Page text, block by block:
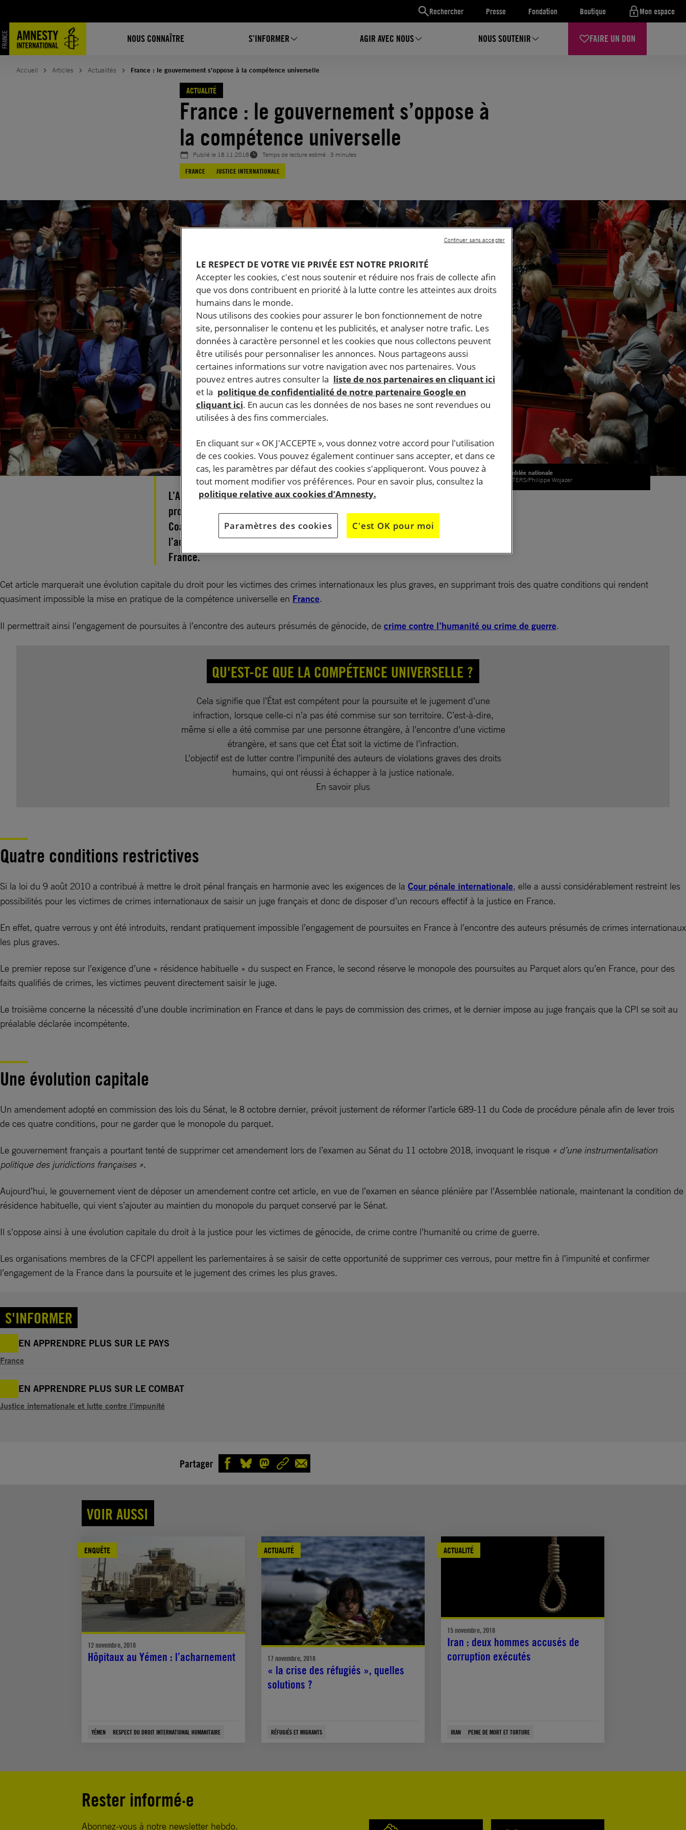
Rechercher Presse Fondation Boutique Mon espace
NOUS CONNAÎTRE S’INFORMER AGIR AVEC NOUS NOUS SOUTENIR FAIRE UN DON
contenu
Accueil Articles Actualités France : le gouvernement s’oppose à la compétence universelle
ACTUALITÉ
France : le gouvernement s’oppose à
la compétence universelle
Publié le 18.11.2018
Temps de lecture estimé : 3 minutes
FRANCE
JUSTICE INTERNATIONALE
L'Assemblée nationale
© REUTERS/Philippe Wojazer
L’Assemblée nationale examine cette semaine le projet de loi de
programmation et de réforme pour la justice. À cette occasion, la
Coalition française pour la Cour pénale internationale (CFCPI) appelle à
l’adoption d’un article afin d’étendre la compétence universelle en
France.
Cet article marquerait une évolution capitale du droit pour les victimes des crimes internationaux les plus graves, en supprimant trois des quatre conditions qui rendent
quasiment impossible la mise en pratique de la compétence universelle en France.
Il permettrait ainsi l’engagement de poursuites à l’encontre des auteurs présumés de génocide, de crime contre l’humanité ou crime de guerre.
QU'EST-CE QUE LA COMPÉTENCE UNIVERSELLE ?
Cela signifie que l’État est compétent pour la poursuite et le jugement d’une
infraction, lorsque celle-ci n’a pas été commise sur son territoire. C’est-à-dire,
même si elle a été commise par une personne étrangère, à l’encontre d’une victime
étrangère, et sans que cet État soit la victime de l’infraction.
L’objectif est de lutter contre l’impunité des auteurs de violations graves des droits
humains, qui ont réussi à échapper à la justice nationale.
En savoir plus
Quatre conditions restrictives
Si la loi du 9 août 2010 a contribué à mettre le droit pénal français en harmonie avec les exigences de la Cour pénale internationale, elle a aussi considérablement restreint les
possibilités pour les victimes de crimes internationaux de saisir un juge français et donc de disposer d’un recours effectif à la justice en France.
En effet, quatre verrous y ont été introduits, rendant pratiquement impossible l’engagement de poursuites en France à l’encontre des auteurs présumés de crimes internationaux
les plus graves.
Le premier repose sur l’exigence d’une « résidence habituelle » du suspect en France, le second réserve le monopole des poursuites au Parquet alors qu’en France, pour des
faits qualifiés de crimes, les victimes peuvent directement saisir le juge.
Le troisième concerne la nécessité d’une double incrimination en France et dans le pays de commission des crimes, et le dernier impose au juge français que la CPI se soit au
préalable déclarée incompétente.
Une évolution capitale
Un amendement adopté en commission des lois du Sénat, le 8 octobre dernier, prévoit justement de réformer l’article 689-11 du Code de procédure pénale afin de lever trois
de ces quatre conditions, pour ne garder que le monopole du parquet.
Le gouvernement français a pourtant tenté de supprimer cet amendement lors de l’examen au Sénat du 11 octobre 2018, invoquant le risque « d’une instrumentalisation
politique des juridictions françaises ».
Aujourd’hui, le gouvernement vient de déposer un amendement contre cet article, en vue de l’examen en séance plénière par l’Assemblée nationale, maintenant la condition de
résidence habituelle, qui vient s’ajouter au maintien du monopole du parquet conservé par le Sénat.
Il s’oppose ainsi à une évolution capitale du droit à la justice pour les victimes de génocide, de crime contre l’humanité ou crime de guerre.
Les organisations membres de la CFCPI appellent les parlementaires à se saisir de cette opportunité de supprimer ces verrous, pour mettre fin à l’impunité et confirmer
l’engagement de la France dans la poursuite et le jugement des crimes les plus graves.
S'INFORMER
EN APPRENDRE PLUS SUR LE PAYS
France
EN APPRENDRE PLUS SUR LE COMBAT
Justice internationale et lutte contre l’impunité
Partager
VOIR AUSSI
ENQUÊTE
12 novembre, 2018
Hôpitaux au Yémen : l’acharnement
YÉMEN RESPECT DU DROIT INTERNATIONAL HUMANITAIRE
ACTUALITÉ
17 novembre, 2018
« la crise des réfugiés », quelles
solutions ?
RÉFUGIÉS ET MIGRANTS
ACTUALITÉ
15 novembre, 2018
Iran : deux hommes accusés de
corruption exécutés
IRAN PEINE DE MORT ET TORTURE
Rester informé·e
Abonnez-vous à notre newsletter hebdo.
LE RESPECT DE VOTRE VIE PRIVÉE EST NOTRE PRIORITÉ
Accepter les cookies, c'est nous soutenir et réduire nos frais de collecte afin
que vos dons contribuent en priorité à la lutte contre les atteintes aux droits
humains dans le monde.
Nous utilisons des cookies pour assurer le bon fonctionnement de notre
site, personnaliser le contenu et les publicités, et analyser notre trafic. Les
données à caractère personnel et les cookies que nous collectons peuvent
être utilisés pour personnaliser les annonces. Nous partageons aussi
certaines informations sur votre navigation avec nos partenaires. Vous
pouvez entres autres consulter la liste de nos partenaires en cliquant ici
et la politique de confidentialité de notre partenaire Google en
cliquant ici. En aucun cas les données de nos bases ne sont revendues ou
utilisées à des fins commerciales.
En cliquant sur « OK J'ACCEPTE », vous donnez votre accord pour l'utilisation
de ces cookies. Vous pouvez également continuer sans accepter, et dans ce
cas, les paramètres par défaut des cookies s'appliqueront. Vous pouvez à
tout moment modifier vos préférences. Pour en savoir plus, consultez la
politique relative aux cookies d’Amnesty.
Paramètres des cookies C'est OK pour moi
Continuer sans accepter